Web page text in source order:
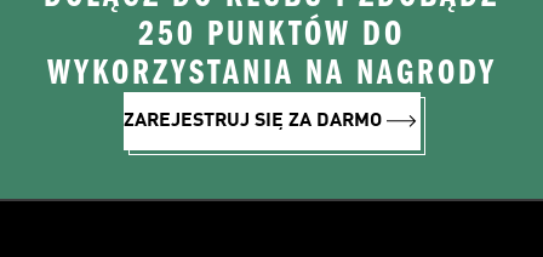
250 PUNKTÓW DO
WYKORZYSTANIA NA NAGRODY
ZAREJESTRUJ SIĘ ZA DARMO